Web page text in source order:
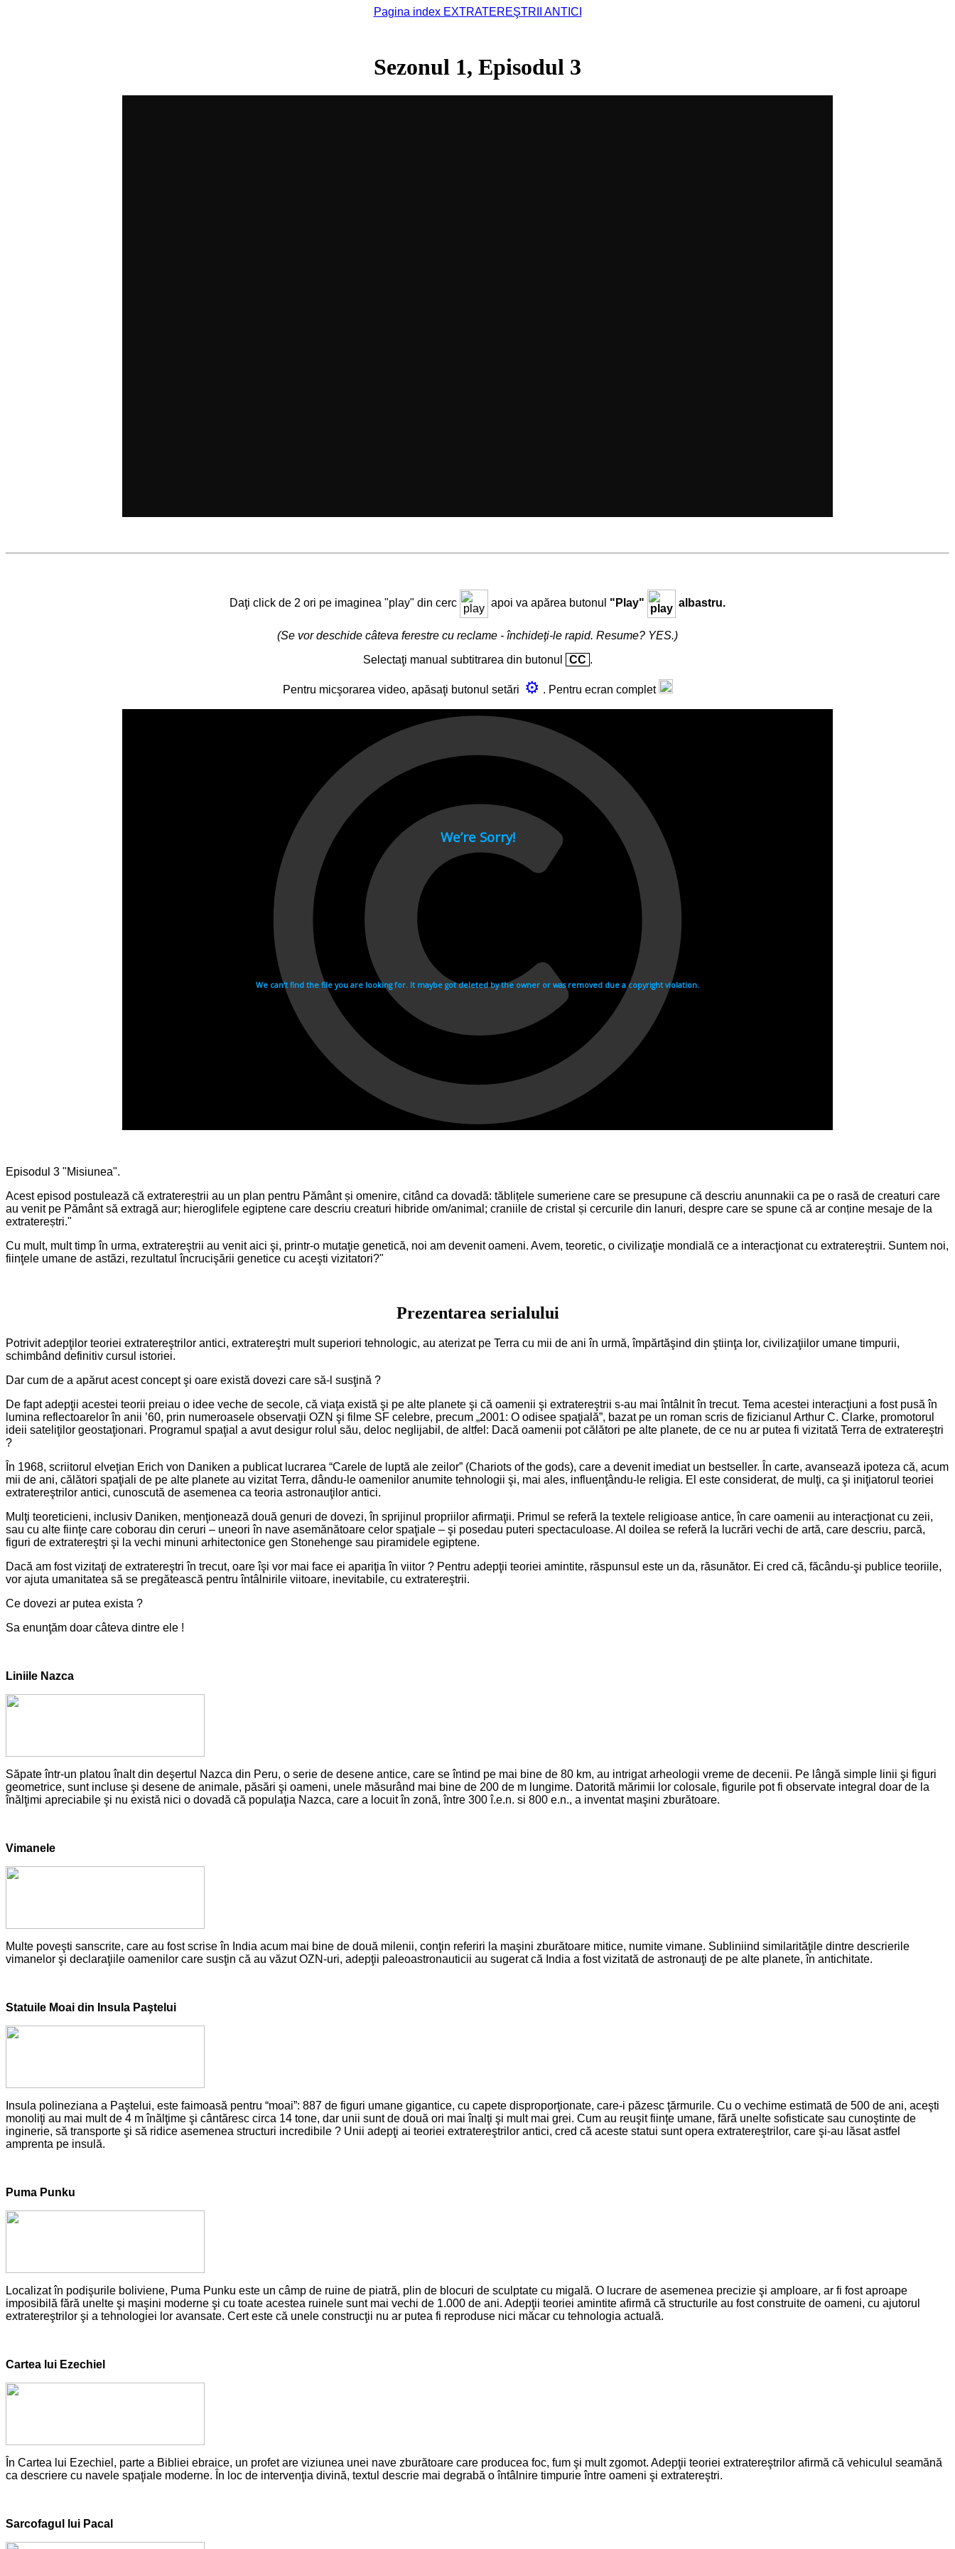
Pagina index EXTRATEREŞTRII ANTICI
Sezonul 1, Episodul 3
Daţi click de 2 ori pe imaginea "play" din cerc apoi va apărea butonul "Play" albastru.
(Se vor deschide câteva ferestre cu reclame - închideţi-le rapid. Resume? YES.)
Selectaţi manual subtitrarea din butonul
CC .
Pentru micşorarea video, apăsaţi butonul setări ⚙ . Pentru ecran complet
Episodul 3 "Misiunea".
Acest episod postulează că extratereștrii au un plan pentru Pământ și omenire, citând ca dovadă: tăblițele sumeriene care se presupune că descriu anunnakii ca pe o rasă de creaturi care
au venit pe Pământ să extragă aur; hieroglifele egiptene care descriu creaturi hibride om/animal; craniile de cristal și cercurile din lanuri, despre care se spune că ar conține mesaje de la
extratereștri."
Cu mult, mult timp în urma, extratereştrii au venit aici şi, printr-o mutaţie genetică, noi am devenit oameni. Avem, teoretic, o civilizaţie mondială ce a interacţionat cu extratereştrii. Suntem noi,
fiinţele umane de astãzi, rezultatul încrucişării genetice cu aceşti vizitatori?"
Prezentarea serialului
Potrivit adepţilor teoriei extratereştrilor antici, extratereştri mult superiori tehnologic, au aterizat pe Terra cu mii de ani în urmă, împărtăşind din ştiinţa lor, civilizaţiilor umane timpurii,
schimbând definitiv cursul istoriei.
Dar cum de a apărut acest concept şi oare există dovezi care să-l susţină ?
De fapt adepţii acestei teorii preiau o idee veche de secole, că viaţa există şi pe alte planete şi că oamenii şi extratereştrii s-au mai întâlnit în trecut. Tema acestei interacţiuni a fost pusă în
lumina reflectoarelor în anii ’60, prin numeroasele observaţii OZN şi filme SF celebre, precum „2001: O odisee spaţială”, bazat pe un roman scris de fizicianul Arthur C. Clarke, promotorul
ideii sateliţilor geostaţionari. Programul spaţial a avut desigur rolul său, deloc neglijabil, de altfel: Dacă oamenii pot călători pe alte planete, de ce nu ar putea fi vizitată Terra de extratereştri
?
În 1968, scriitorul elveţian Erich von Daniken a publicat lucrarea “Carele de luptă ale zeilor” (Chariots of the gods), care a devenit imediat un bestseller. În carte, avansează ipoteza că, acum
mii de ani, călători spaţiali de pe alte planete au vizitat Terra, dându-le oamenilor anumite tehnologii şi, mai ales, influenţându-le religia. El este considerat, de mulţi, ca şi iniţiatorul teoriei
extratereştrilor antici, cunoscută de asemenea ca teoria astronauţilor antici.
Mulţi teoreticieni, inclusiv Daniken, menţionează două genuri de dovezi, în sprijinul propriilor afirmaţii. Primul se referă la textele religioase antice, în care oamenii au interacţionat cu zeii,
sau cu alte fiinţe care coborau din ceruri – uneori în nave asemănătoare celor spaţiale – şi posedau puteri spectaculoase. Al doilea se referă la lucrări vechi de artă, care descriu, parcă,
figuri de extratereştri şi la vechi minuni arhitectonice gen Stonehenge sau piramidele egiptene.
Dacă am fost vizitaţi de extratereştri în trecut, oare îşi vor mai face ei apariţia în viitor ? Pentru adepţii teoriei amintite, răspunsul este un da, răsunător. Ei cred că, făcându-şi publice teoriile,
vor ajuta umanitatea să se pregătească pentru întâlnirile viitoare, inevitabile, cu extratereştrii.
Ce dovezi ar putea exista ?
Sa enunţăm doar câteva dintre ele !
Liniile Nazca
Săpate într-un platou înalt din deşertul Nazca din Peru, o serie de desene antice, care se întind pe mai bine de 80 km, au intrigat arheologii vreme de decenii. Pe lângă simple linii şi figuri
geometrice, sunt incluse şi desene de animale, păsări şi oameni, unele măsurând mai bine de 200 de m lungime. Datorită mărimii lor colosale, figurile pot fi observate integral doar de la
înălţimi apreciabile şi nu există nici o dovadă că populaţia Nazca, care a locuit în zonă, între 300 î.e.n. si 800 e.n., a inventat maşini zburătoare.
Vimanele
Multe poveşti sanscrite, care au fost scrise în India acum mai bine de două milenii, conţin referiri la maşini zburătoare mitice, numite vimane. Subliniind similarităţile dintre descrierile
vimanelor şi declaraţiile oamenilor care susţin că au văzut OZN-uri, adepţii paleoastronauticii au sugerat că India a fost vizitată de astronauţi de pe alte planete, în antichitate.
Statuile Moai din Insula Paştelui
Insula polineziana a Paştelui, este faimoasă pentru “moai”: 887 de figuri umane gigantice, cu capete disproporţionate, care-i păzesc ţărmurile. Cu o vechime estimată de 500 de ani, aceşti
monoliţi au mai mult de 4 m înălţime şi cântăresc circa 14 tone, dar unii sunt de două ori mai înalţi şi mult mai grei. Cum au reuşit fiinţe umane, fără unelte sofisticate sau cunoştinte de
inginerie, să transporte şi să ridice asemenea structuri incredibile ? Unii adepţi ai teoriei extratereştrilor antici, cred că aceste statui sunt opera extratereştrilor, care şi-au lăsat astfel
amprenta pe insulă.
Puma Punku
Localizat în podişurile boliviene, Puma Punku este un câmp de ruine de piatră, plin de blocuri de sculptate cu migală. O lucrare de asemenea precizie şi amploare, ar fi fost aproape
imposibilă fără unelte şi maşini moderne şi cu toate acestea ruinele sunt mai vechi de 1.000 de ani. Adepţii teoriei amintite afirmă că structurile au fost construite de oameni, cu ajutorul
extratereştrilor şi a tehnologiei lor avansate. Cert este că unele construcţii nu ar putea fi reproduse nici măcar cu tehnologia actuală.
Cartea lui Ezechiel
În Cartea lui Ezechiel, parte a Bibliei ebraice, un profet are viziunea unei nave zburătoare care producea foc, fum şi mult zgomot. Adepţii teoriei extratereştrilor afirmă că vehiculul seamănă
ca descriere cu navele spaţiale moderne. În loc de intervenţia divină, textul descrie mai degrabă o întâlnire timpurie între oameni şi extratereştri.
Sarcofagul lui Pacal